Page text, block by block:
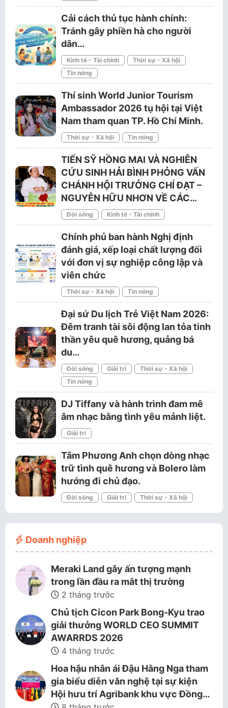
Cải cách thủ tục hành chính:
Tránh gây phiền hà cho người
dân…
Kinh tế - Tài chính
Thời sự - Xã hội
Tin nóng
Thí sinh World Junior Tourism
Ambassador 2026 tụ hội tại Việt
Nam tham quan TP. Hồ Chí Minh.
Thời sự - Xã hội Tin nóng
TIẾN SỸ HỒNG MAI VÀ NGHIÊN
CỨU SINH HẢI BÌNH PHỎNG VẤN
CHÁNH HỘI TRƯỞNG CHÍ ĐẠT –
NGUYỄN HỮU NHƠN VỀ CÁC…
Đời sống Kinh tế - Tài chính
Chính phủ ban hành Nghị định
đánh giá, xếp loại chất lượng đối
với đơn vị sự nghiệp công lập và
viên chức
Thời sự - Xã hội Tin nóng
Đại sứ Du lịch Trẻ Việt Nam 2026:
Đêm tranh tài sôi động lan tỏa tinh
thần yêu quê hương, quảng bá
du…
Đời sống Giải trí
Thời sự - Xã hội
Tin nóng
DJ Tiffany và hành trình đam mê
âm nhạc bằng tình yêu mảnh liệt.
Giải trí
Tâm Phương Anh chọn dòng nhạc
trữ tình quê hương và Bolero làm
hướng đi chủ đạo.
Đời sống Giải trí Thời sự - Xã hội
Doanh nghiệp
Meraki Land gây ấn tượng mạnh
trong lần đầu ra mắt thị trường
2 tháng trước
Chủ tịch Cicon Park Bong-Kyu trao
giải thưởng WORLD CEO SUMMIT
AWARRDS 2026
4 tháng trước
Hoa hậu nhân ái Đậu Hằng Nga tham
gia biểu diễn văn nghệ tại sự kiện
Hội hưu trí Agribank khu vực Đồng…